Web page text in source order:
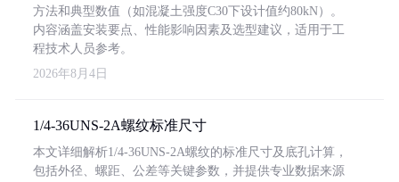
方法和典型数值（如混凝土强度C30下设计值约80kN）。
内容涵盖安装要点、性能影响因素及选型建议，适用于工
程技术人员参考。
2026年8月4日
1/4-36UNS-2A螺纹标准尺寸
本文详细解析1/4-36UNS-2A螺纹的标准尺寸及底孔计算，
包括外径、螺距、公差等关键参数，并提供专业数据来源